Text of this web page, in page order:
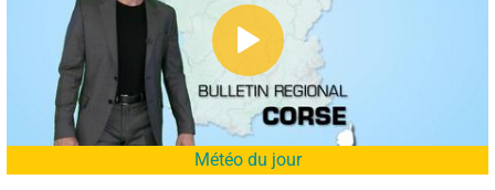
Météo du jour